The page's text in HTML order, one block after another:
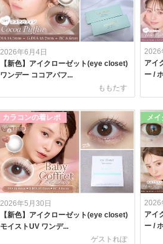
2026年6月4日
【新色】アイクローゼット(eye closet)
ワンデー ココアパフ...
ももたす
2026
アイ
ー /
カラコンの着レポ
2026年5月30日
【新色】アイクローゼット(eye closet)
モイストUV ワンデ...
ゲストれぽ
メ
2026
アイ
ー /